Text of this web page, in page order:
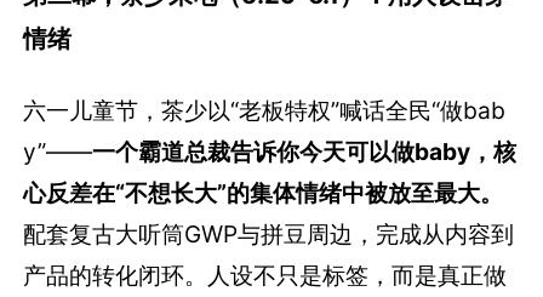
情绪
六一儿童节，茶少以“老板特权”喊话全民“做bab
y”——一个霸道总裁告诉你今天可以做baby，核
心反差在“不想长大”的集体情绪中被放至最大。
配套复古大听筒GWP与拼豆周边，完成从内容到
产品的转化闭环。人设不只是标签，而是真正做